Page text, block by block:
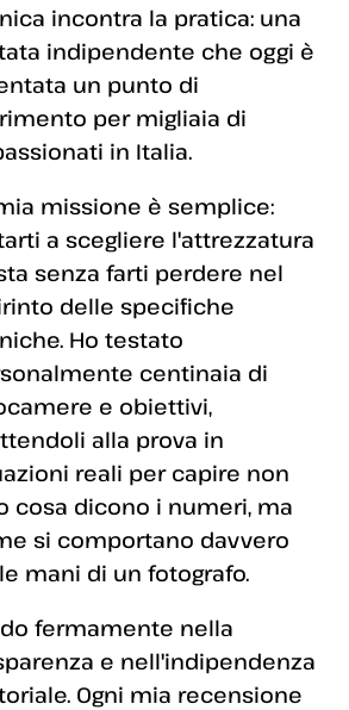
incontra la pratica: una
indipendente che oggi è
un punto di
per migliaia di
in Italia.
missione è semplice:
a scegliere l'attrezzatura
senza farti perdere nel
delle specifiche
Ho testato
centinaia di
e obiettivi,
alla prova in
reali per capire non
cosa dicono i numeri, ma
si comportano davvero
mani di un fotografo.
fermamente nella
e nell'indipendenza
Ogni mia recensione